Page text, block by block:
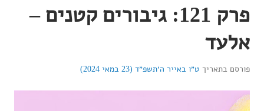
פרק 121: גיבורים קטנים –
אלעד
פורסם בתאריך ט״ו באייר ה׳תשפ״ד (23 במאי 2024)